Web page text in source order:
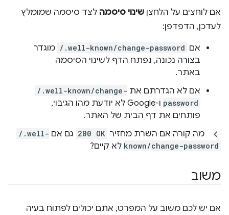
אם לוחצים על הלחצן שינוי סיסמה לצד סיסמה שמומלץ
לעדכן, הדפדפן:
אם /.well-known/change-password מוגדר
בצורה נכונה, נפתח הדף לשינוי הסיסמה
באתר.
אם לא הגדרתם את /.well-known/change-
password
ו-Google לא יודעת מהו הגיבוי,
פותחים את דף הבית של האתר.
מה קורה אם השרת מחזיר 200 OK גם אם /.well-
known/change-password לא קיים?
משוב
אם יש לכם משוב על המפרט, אתם יכולים לפתוח בעיה